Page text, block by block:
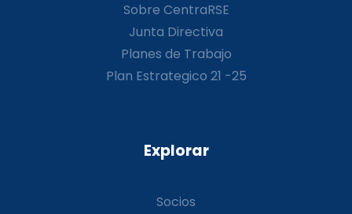
Sobre CentraRSE
Junta Directiva
Planes de Trabajo
Plan Estrategico 21 -25
Explorar
Socios